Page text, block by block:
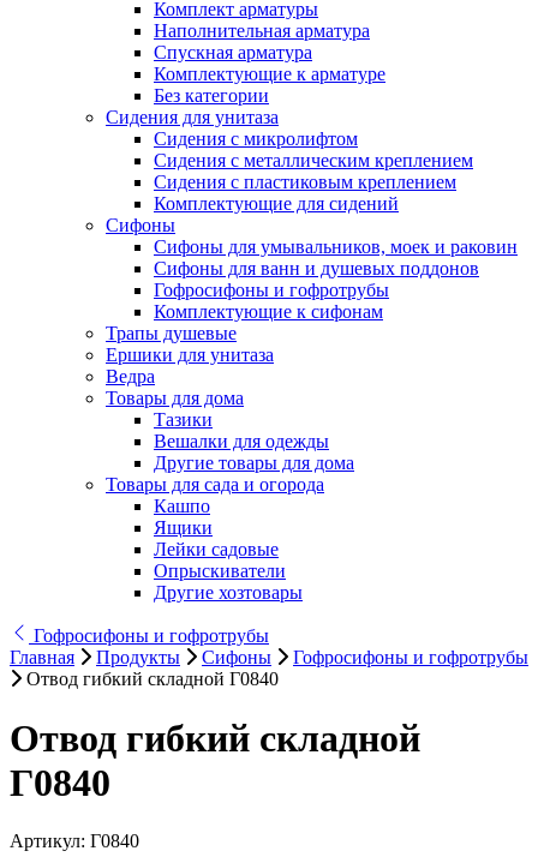
Комплект арматуры
Наполнительная арматура
Спускная арматура
Комплектующие к арматуре
Без категории
Сидения для унитаза
Сидения с микролифтом
Сидения с металлическим креплением
Сидения с пластиковым креплением
Комплектующие для сидений
Сифоны
Сифоны для умывальников, моек и раковин
Сифоны для ванн и душевых поддонов
Гофросифоны и гофротрубы
Комплектующие к сифонам
Трапы душевые
Ершики для унитаза
Ведра
Товары для дома
Тазики
Вешалки для одежды
Другие товары для дома
Товары для сада и огорода
Кашпо
Ящики
Лейки садовые
Опрыскиватели
Другие хозтовары
Гофросифоны и гофротрубы
Главная
Продукты Сифоны
Гофросифоны и гофротрубы
Отвод гибкий складной Г0840
Отвод гибкий складной
Г0840
Артикул: Г0840